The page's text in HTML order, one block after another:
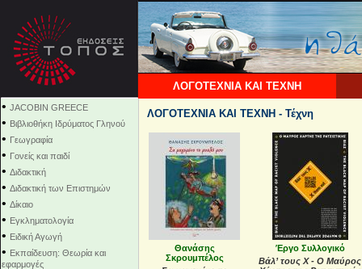
ΛΟΓΟΤΕΧΝΙΑ ΚΑΙ ΤΕΧΝΗ
• JACOBIN GREECE
• Βιβλιοθήκη Ιδρύματος Γληνού
• Γεωγραφία
• Γονείς και παιδί
• Διδακτική
• Διδακτική των Επιστημών
• Δίκαιο
• Εγκληματολογία
• Ειδική Αγωγή
• Εκπαίδευση: Θεωρία και
εφαρμογές
ΛΟΓΟΤΕΧΝΙΑ ΚΑΙ ΤΕΧΝΗ - Τέχνη
Θανάσης
Σκρουμπέλος
Έργο Συλλογικό
Βάλ’ τους Χ - Ο Μαύρος